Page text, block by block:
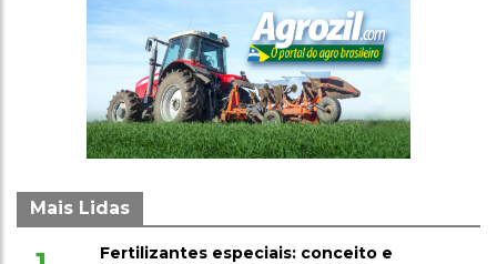
Mais Lidas
Fertilizantes especiais: conceito e